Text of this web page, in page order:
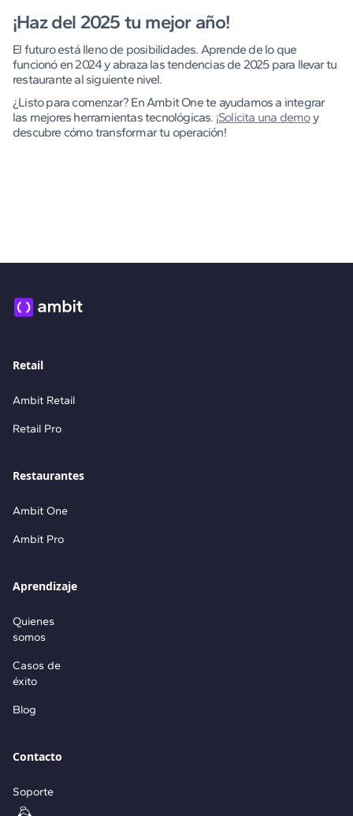
¡Haz del 2025 tu mejor año!
El futuro está lleno de posibilidades. Aprende de lo que
funcionó en 2024 y abraza las tendencias de 2025 para llevar tu
restaurante al siguiente nivel.
¿Listo para comenzar? En Ambit One te ayudamos a integrar
las mejores herramientas tecnológicas. ¡Solicita una demoy
descubre cómo transformar tu operación!
Retail
Ambit Retail
Retail Pro
Restaurantes
Ambit One
Ambit Pro
Aprendizaje
Quienes
somos
Casos de
éxito
Blog
Contacto
Soporte